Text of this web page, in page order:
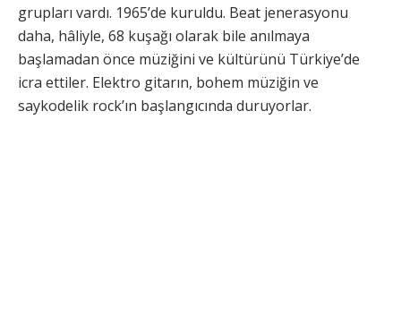
grupları vardı. 1965’de kuruldu. Beat jenerasyonu
daha, hâliyle, 68 kuşağı olarak bile anılmaya
başlamadan önce müziğini ve kültürünü Türkiye’de
icra ettiler. Elektro gitarın, bohem müziğin ve
saykodelik rock’ın başlangıcında duruyorlar.